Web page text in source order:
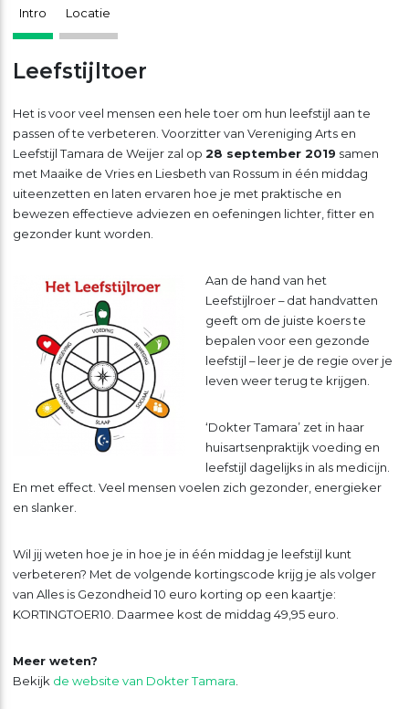
Intro Locatie
Leefstijltoer
Het is voor veel mensen een hele toer om hun leefstijl aan te
passen of te verbeteren. Voorzitter van Vereniging Arts en
Leefstijl Tamara de Weijer zal op 28 september 2019 samen
met Maaike de Vries en Liesbeth van Rossum in één middag
uiteenzetten en laten ervaren hoe je met praktische en
bewezen effectieve adviezen en oefeningen lichter, fitter en
gezonder kunt worden.
Aan de hand van het
Leefstijlroer – dat handvatten
geeft om de juiste koers te
bepalen voor een gezonde
leefstijl – leer je de regie over je
leven weer terug te krijgen.
‘Dokter Tamara’ zet in haar
huisartsenpraktijk voeding en
leefstijl dagelijks in als medicijn.
En met effect. Veel mensen voelen zich gezonder, energieker
en slanker.
Wil jij weten hoe je in hoe je in één middag je leefstijl kunt
verbeteren? Met de volgende kortingscode krijg je als volger
van Alles is Gezondheid 10 euro korting op een kaartje:
KORTINGTOER10. Daarmee kost de middag 49,95 euro.
Meer weten?
Bekijk de website van Dokter Tamara